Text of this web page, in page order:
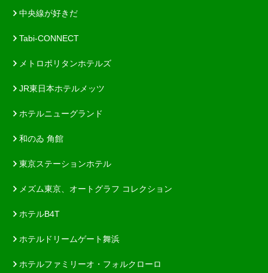
中央線が好きだ
Tabi-CONNECT
メトロポリタンホテルズ
JR東日本ホテルメッツ
ホテルニューグランド
和のゐ 角館
東京ステーションホテル
メズム東京、オートグラフ コレクション
ホテルB4T
ホテルドリームゲート舞浜
ホテルファミリーオ・フォルクローロ